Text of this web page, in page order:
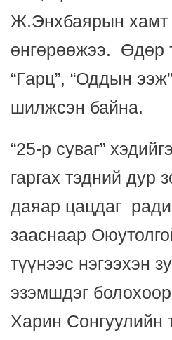
Ж.Энхбаярын хамт
өнгөрөөжээ. Өдөр
“Гарц”, “Оддын
шилжсэн байна.
“25-р суваг”
гаргах тэдний дур
даяар цацдаг
зааснаар
түүнээс нэгээхэн
эзэмшдэг
Харин Сонгуулийн